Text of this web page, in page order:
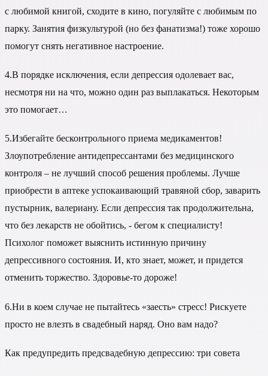
с любимой книгой, сходите в кино, погуляйте с любимым по
парку. Занятия физкультурой (но без фанатизма!) тоже хорошо
помогут снять негативное настроение.
4.В порядке исключения, если депрессия одолевает вас,
несмотря ни на что, можно один раз выплакаться. Некоторым
это помогает…
5.Избегайте бесконтрольного приема медикаментов!
Злоупотребление антидепрессантами без медицинского
контроля – не лучший способ решения проблемы. Лучше
приобрести в аптеке успокаивающий травяной сбор, заварить
пустырник, валериану. Если депрессия так продолжительна,
что без лекарств не обойтись, - бегом к специалисту!
Психолог поможет выяснить истинную причину
депрессивного состояния. И, кто знает, может, и придется
отменить торжество. Здоровье-то дороже!
6.Ни в коем случае не пытайтесь «заесть» стресс! Рискуете
просто не влезть в свадебный наряд. Оно вам надо?
Как предупредить предсвадебную депрессию: три совета